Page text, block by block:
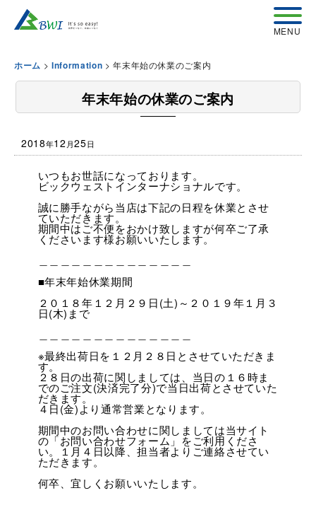
ホーム > Information > 年末年始の休業のご案内
年末年始の休業のご案内
2018年12 月25日
いつもお世話になっております。
ビックウェストインターナショナルです。
誠に勝手ながら当店は下記の日程を休業とさせ
ていただきます。
期間中はご不便をおかけ致しますが何卒ご了承
くださいます様お願いいたします。
■年末年始休業期間
２０１８年１２月２９日(土)～２０１９年１月３
日(木)まで
※最終出荷日を１２月２８日とさせていただきま
す。
２８日の出荷に関しましては、当日の１６時ま
でのご注文(決済完了分)で当日出荷とさせていた
だきます。
４日(金)より通常営業となります。
期間中のお問い合わせに関しましては当サイト
の「お問い合わせフォーム」をご利用くださ
い。１月４日以降、担当者よりご連絡させてい
ただきます。
何卒、宜しくお願いいたします。